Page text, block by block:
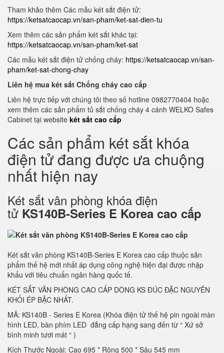
Tham khảo thêm Các mẫu két sắt điện tử:
https://ketsatcaocap.vn/san-pham/ket-sat-dien-tu
Xem thêm các sản phẩm két sắt khác tại:
https://ketsatcaocap.vn/san-pham/ket-sat
Các mẫu két sắt điện tử chống cháy: https://ketsatcaocap.vn/san-
pham/ket-sat-chong-chay
Liên hệ mua két sắt Chống cháy cao cấp
Liên hệ trực tiếp với chúng tôi theo số hotline 0982770404 hoặc
xem thêm các sản phẩm tủ sắt chống cháy 4 cánh WELKO Safes
Cabinet tại website két sắt cao cấp
Các sản phẩm két sắt khóa
điện tử đang được ưa chuộng
nhất hiện nay
Két sắt vân phòng khóa điện
tử KS140B-Series E Korea cao cấp
Két sắt văn phòng KS140B-Series E Korea cao cấp thuộc sản
phẩm thế hệ mới nhất áp dụng công nghệ hiện đại được nhập
khẩu với tiêu chuẩn ngân hàng quốc tế.
KÉT SẮT VĂN PHÒNG CAO CẤP DÒNG KS ĐÚC ĐẶC NGUYÊN
KHỐI ÉP BẬC NHẤT.
MÃ: KS140B - Series E Korea (Khóa điện tử thế hệ pin ngoài màn
hình LED, bàn phím LED đẳng cấp hạng sang đến từ “ Xứ sở
bình minh tươi mát “ )
Kích Thước Ngoài: Cao 695 * Rộng 500 * Sâu 545 mm